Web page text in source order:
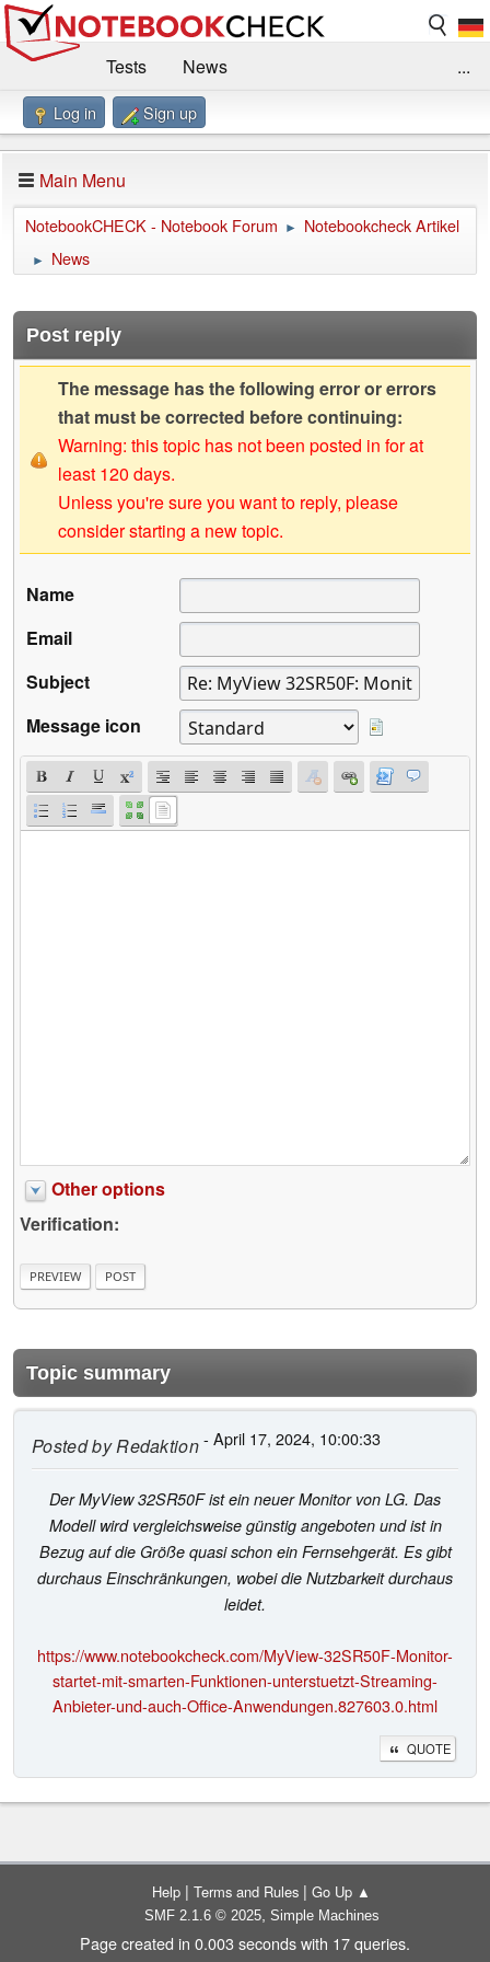
Tests
News
Benchmarks / Technik
Forum
Impressum
...
Log in Sign up
Main Menu
NotebookCHECK - Notebook Forum ► Notebookcheck Artikel
► News
Post reply
The message has the following error or errors
that must be corrected before continuing:
Warning: this topic has not been posted in for at
least 120 days.
Unless you're sure you want to reply, please
consider starting a new topic.
Name
Email
Subject
Message icon
Other options
Verification:
Topic summary
Posted byRedaktion- April 17, 2024, 10:00:33
Der MyView 32SR50F ist ein neuer Monitor von LG. Das
Modell wird vergleichsweise günstig angeboten und ist in
Bezug auf die Größe quasi schon ein Fernsehgerät. Es gibt
durchaus Einschränkungen, wobei die Nutzbarkeit durchaus
leidet.
https://www.notebookcheck.com/MyView-32SR50F-Monitor-
startet-mit-smarten-Funktionen-unterstuetzt-Streaming-
Anbieter-und-auch-Office-Anwendungen.827603.0.html
QUOTE
Help | Terms and Rules | Go Up ▲
SMF 2.1.6 © 2025, Simple Machines
Page created in 0.003 seconds with 17 queries.